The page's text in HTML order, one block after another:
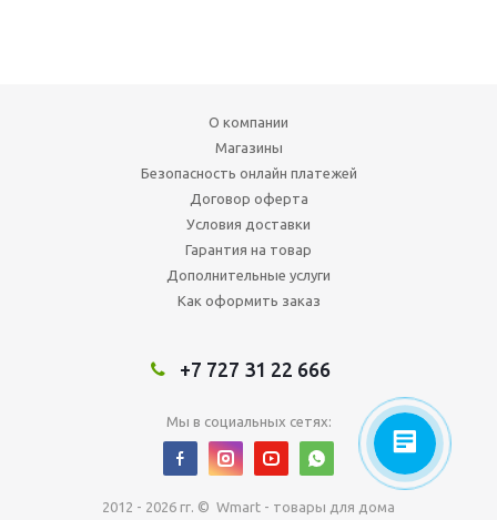
О компании
Магазины
Безопасность онлайн платежей
Договор оферта
Условия доставки
Гарантия на товар
Дополнительные услуги
Как оформить заказ
+7 727 31 22 666
Мы в социальных сетях:
2012 - 2026 гг. © Wmart - товары для дома